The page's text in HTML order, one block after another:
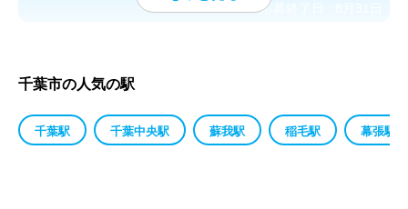
応募終了日：
千葉市の人気の駅
千葉駅 千葉中央駅 蘇我駅 稲毛駅 幕張駅